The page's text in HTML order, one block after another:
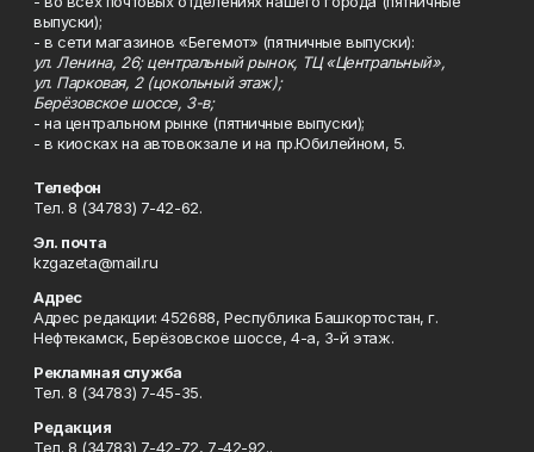
выпуски);
- в сети магазинов «Бегемот» (пятничные выпуски):
ул. Ленина, 26; центральный рынок, ТЦ «Центральный»,
ул. Парковая, 2 (цокольный этаж);
Берёзовское шоссе, 3-в;
- на центральном рынке (пятничные выпуски);
- в киосках на автовокзале и на пр.Юбилейном, 5.
Телефон
Тел. 8 (34783) 7-42-62.
Эл. почта
kzgazeta@mail.ru
Адрес
Адрес редакции: 452688, Республика Башкортостан, г.
Нефтекамск, Берёзовское шоссе, 4-а, 3-й этаж.
Рекламная служба
Тел. 8 (34783) 7-45-35.
Редакция
Тел. 8 (34783) 7-42-72, 7-42-92..